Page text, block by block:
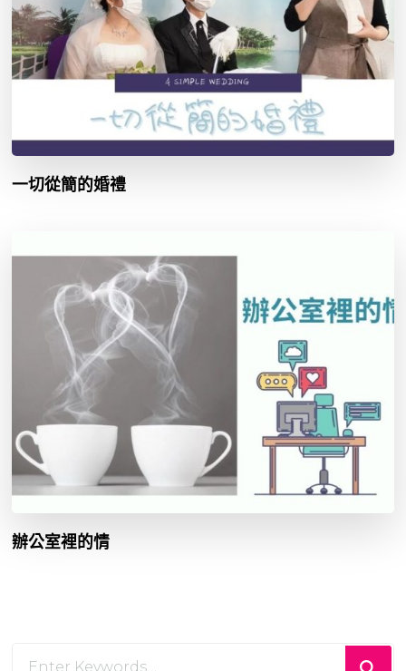
一切從簡的婚禮
辦公室裡的情